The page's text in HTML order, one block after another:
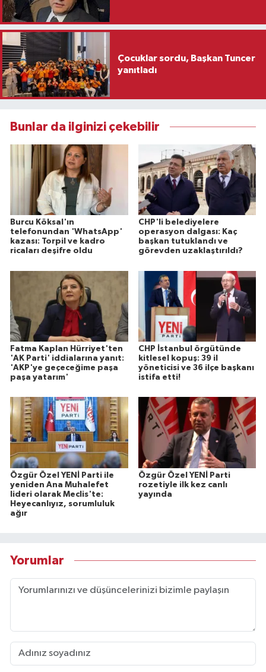
Çocuklar sordu, Başkan Tuncer
yanıtladı
Bunlar da ilginizi çekebilir
Burcu Köksal'ın
telefonundan 'WhatsApp'
kazası: Torpil ve kadro
ricaları deşifre oldu
CHP'li belediyelere
operasyon dalgası: Kaç
başkan tutuklandı ve
görevden uzaklaştırıldı?
Fatma Kaplan Hürriyet'ten
'AK Parti' iddialarına yanıt:
'AKP'ye geçeceğime paşa
paşa yatarım'
CHP İstanbul örgütünde
kitlesel kopuş: 39 il
yöneticisi ve 36 ilçe başkanı
istifa etti!
Özgür Özel YENİ Parti ile
yeniden Ana Muhalefet
lideri olarak Meclis'te:
Heyecanlıyız, sorumluluk
ağır
Özgür Özel YENİ Parti
rozetiyle ilk kez canlı
yayında
Yorumlar